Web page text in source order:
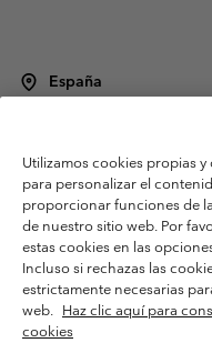
España
Condiciones de uso
Política de Privacidad
Términos y condiciones del
Términos De Uso Del
Impressum
Cookies Public
Utilizamos cookies propias
para personalizar el
proporcionar funciones de
de nuestro sitio web. Por
estas cookies en las
Incluso si rechazas las
estrictamente necesarias
web. Haz clic aquí para
cookies